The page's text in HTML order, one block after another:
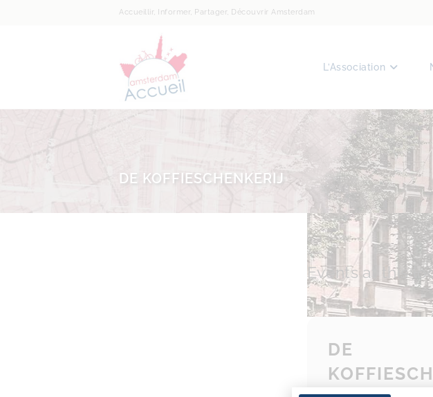
Accueillir, Informer, Partager, Découvrir Amsterdam
L’Association
DE KOFFIESCHENKERIJ
Events at this
DE